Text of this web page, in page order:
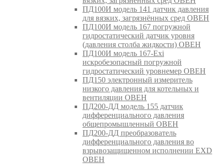
ПД100И модель 141 датчик давления
для вязких, загрязнённых сред ОВЕН
ПД100И модель 167 погружной
гидростатический датчик уровня
(давления столба жидкости) ОВЕН
ПД100И модель 167-Exi
искробезопасный погружной
гидростатический уровнемер ОВЕН
ПД150 электронный измеритель
низкого давления для котельных и
вентиляции ОВЕН
ПД200-ДД модель 155 датчик
дифференциального давления
общепромышленный ОВЕН
ПД200-ДД преобразователь
дифференциального давления во
взрывозащищенном исполнении EXD
ОВЕН